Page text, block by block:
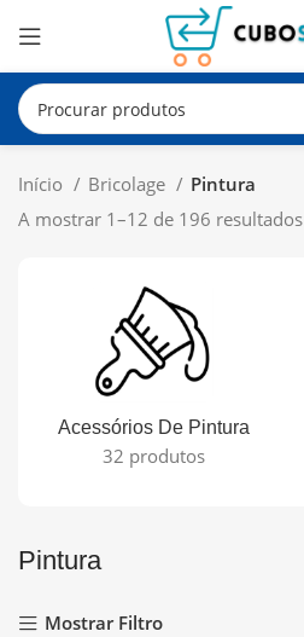
Início Bricolage
Pintura
A mostrar 1–12 de 196 resultados
Acessórios De Pintura
32 produtos
Pintura
Mostrar Filtro